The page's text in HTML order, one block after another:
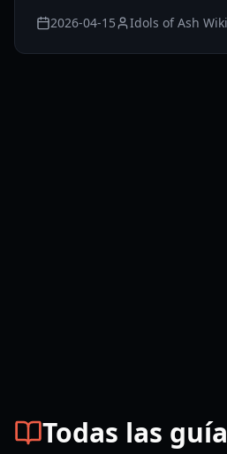
2026-04-15 Idols of Ash
Todas las